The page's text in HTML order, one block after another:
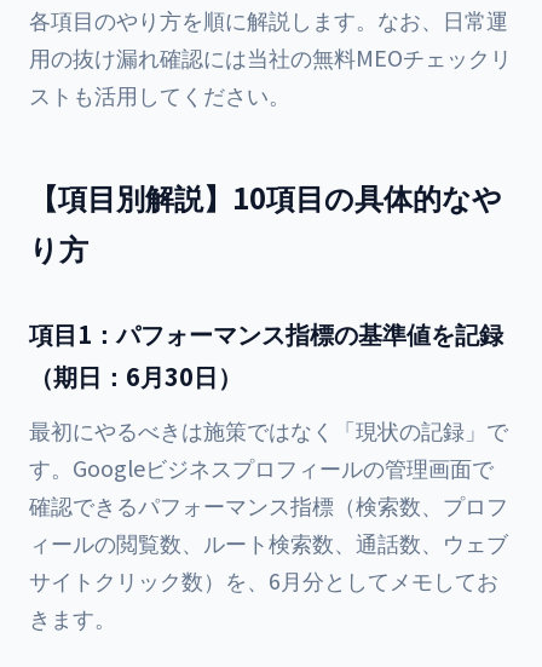
各項目のやり方を順に解説します。なお、日常運
用の抜け漏れ確認には当社の無料MEOチェックリ
スト も活用してください。
【項目別解説】10項目の具体的なや
り方
項目1：パフォーマンス指標の基準値を記録
（期日：6月30日）
最初にやるべきは施策ではなく「現状の記録」で
す。Googleビジネスプロフィールの管理画面で
確認できるパフォーマンス指標（検索数、プロフ
ィールの閲覧数、ルート検索数、通話数、ウェブ
サイトクリック数）を、6月分としてメモしてお
きます。